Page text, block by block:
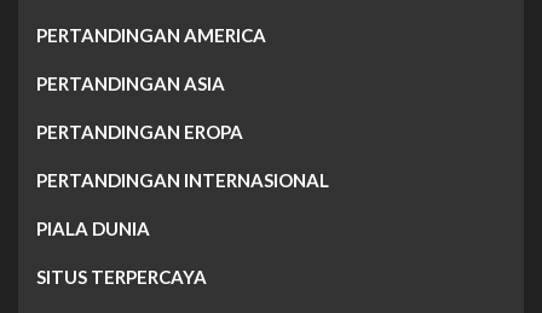
PERTANDINGAN AMERICA
PERTANDINGAN ASIA
PERTANDINGAN EROPA
PERTANDINGAN INTERNASIONAL
PIALA DUNIA
SITUS TERPERCAYA